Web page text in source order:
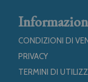
CONDIZIONI DI
PRIVACY
TERMINI DI